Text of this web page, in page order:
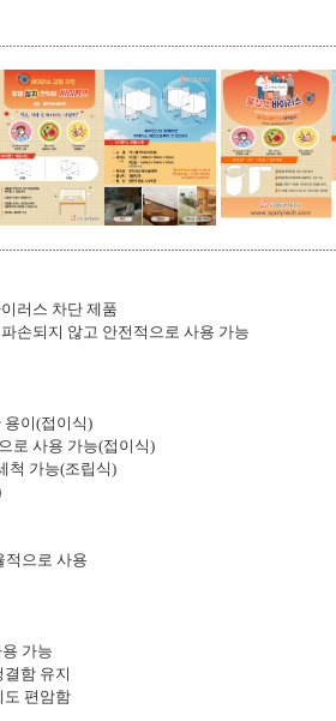
러스 차단 제품
손되지 않고 안전적으로 사용 가능
용이(접이식)
로 사용 가능(접이식)
척 가능(조립식)
적으로 사용
가능
함 유지
도 편암함